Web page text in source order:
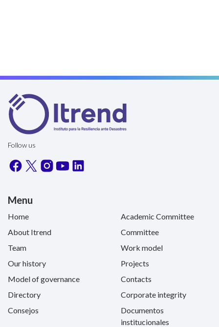
Follow us
Menu
Home
About Itrend
Team
Our history
Model of governance
Directory
Consejos
Academic Committee
Committee
Work model
Projects
Contacts
Corporate integrity
Documentos
institucionales